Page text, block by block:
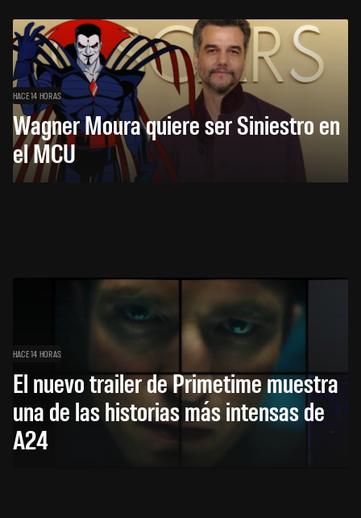
HACE 14 HORAS
Wagner Moura quiere ser Siniestro en
el MCU
HACE 14 HORAS
El nuevo trailer de Primetime muestra
una de las historias más intensas de
A24